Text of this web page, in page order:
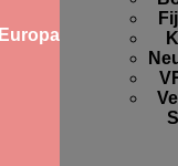
Europa